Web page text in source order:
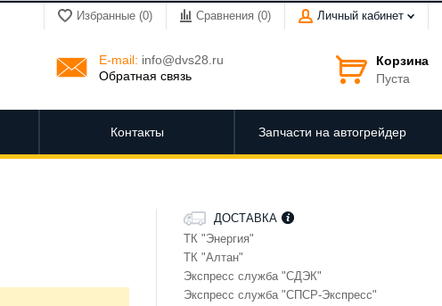
Избранные (0) Сравнения (0) Личный кабинет
E-mail: info@dvs28.ru
Обратная связь
Корзина
Пуста
Контакты Запчасти на автогрейдер
ДОСТАВКА
ТК "Энергия"
ТК "Алтан"
Экспресс служба "СДЭК"
Экспресс служба "СПСР-Экспресс"